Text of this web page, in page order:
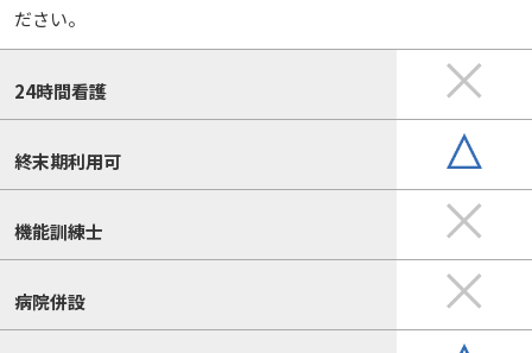
ださい。
24時間看護
終末期利用可
機能訓練士
病院併設